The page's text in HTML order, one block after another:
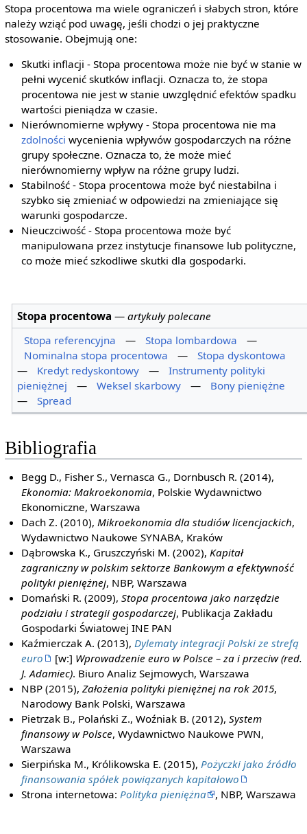
Stopa procentowa ma wiele ograniczeń i słabych stron, które
należy wziąć pod uwagę, jeśli chodzi o jej praktyczne
stosowanie. Obejmują one:
Skutki inflacji - Stopa procentowa może nie być w stanie w
pełni wycenić skutków inflacji. Oznacza to, że stopa
procentowa nie jest w stanie uwzględnić efektów spadku
wartości pieniądza w czasie.
Nierównomierne wpływy - Stopa procentowa nie ma
zdolności wycenienia wpływów gospodarczych na różne
grupy społeczne. Oznacza to, że może mieć
nierównomierny wpływ na różne grupy ludzi.
Stabilność - Stopa procentowa może być niestabilna i
szybko się zmieniać w odpowiedzi na zmieniające się
warunki gospodarcze.
Nieuczciwość - Stopa procentowa może być
manipulowana przez instytucje finansowe lub polityczne,
co może mieć szkodliwe skutki dla gospodarki.
Stopa procentowa —artykuły polecane
Stopa referencyjna
— Stopa lombardowa
—
Nominalna stopa procentowa
—
Stopa dyskontowa
—
Kredyt redyskontowy —
Instrumenty polityki
pieniężnej
— Weksel skarbowy —
Bony pieniężne
—
Spread
Bibliografia
Begg D., Fisher S., Vernasca G., Dornbusch R. (2014),
Ekonomia: Makroekonomia, Polskie Wydawnictwo
Ekonomiczne, Warszawa
Dach Z. (2010), Mikroekonomia dla studiów licencjackich,
Wydawnictwo Naukowe SYNABA, Kraków
Dąbrowska K., Gruszczyński M. (2002), Kapitał
zagraniczny w polskim sektorze Bankowym a efektywność
polityki pieniężnej, NBP, Warszawa
Domański R. (2009),Stopa procentowa jako narzędzie
podziału i strategii gospodarczej, Publikacja Zakładu
Gospodarki Światowej INE PAN
Kaźmierczak A. (2013), Dylematy integracji Polski ze strefą
euro
[w:] Wprowadzenie euro w Polsce – za i przeciw (red.
J. Adamiec). Biuro Analiz Sejmowych, Warszawa
NBP (2015),Założenia polityki pieniężnej na rok 2015,
Narodowy Bank Polski, Warszawa
Pietrzak B., Polański Z., Woźniak B. (2012),System
finansowy w Polsce, Wydawnictwo Naukowe PWN,
Warszawa
Sierpińska M., Królikowska E. (2015), Pożyczki jako źródło
finansowania spółek powiązanych kapitałowo
Strona internetowa: Polityka pieniężna , NBP, Warszawa